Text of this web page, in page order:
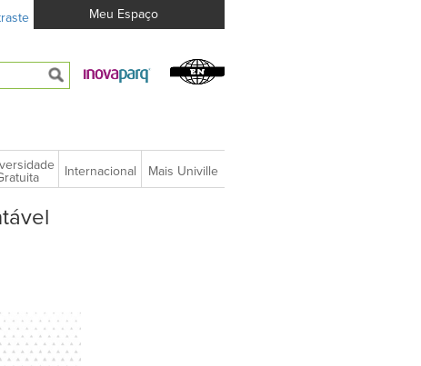
Meu Espaço
Internacional Mais Univille